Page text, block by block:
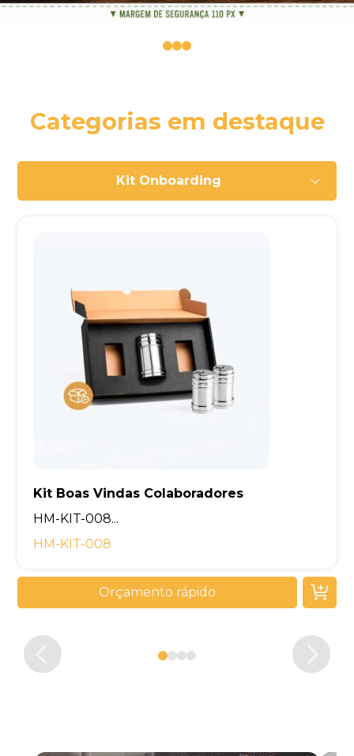
01 2
Categorias em destaque
Kit Onboarding
Kit Boas Vindas Colaboradores
HM-KIT-008...
HM-KIT-008
Orçamento rápido
Kit Boas Vindas Empresa
Orçamento rápido
Kit Boas Vindas Empresas
Orçamento rápido
Kit Brinde Corporativo
Orçamento rápido
01 2 3